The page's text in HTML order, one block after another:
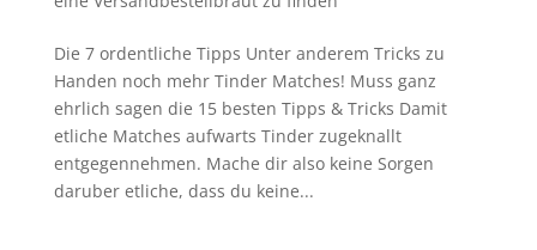
Die 7 ordentliche Tipps Unter anderem Tricks zu
Handen noch mehr Tinder Matches! Muss ganz
ehrlich sagen die 15 besten Tipps & Tricks Damit
etliche Matches aufwarts Tinder zugeknallt
entgegennehmen. Mache dir also keine Sorgen
daruber etliche, dass du keine...